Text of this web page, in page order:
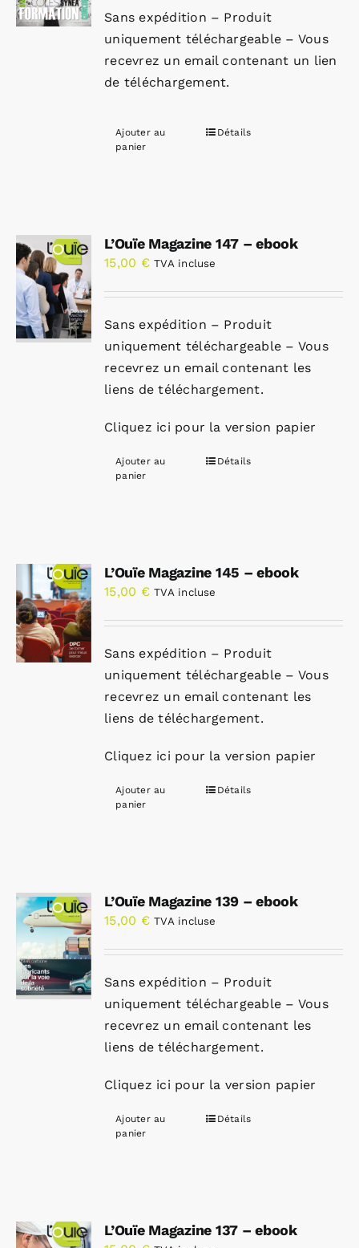
Sans expédition – Produit
uniquement téléchargeable – Vous
recevrez un email contenant un lien
de téléchargement.
Ajouter au
panier
Détails
L’Ouïe Magazine 147 – ebook
15,00 € TVA incluse
Sans expédition – Produit
uniquement téléchargeable – Vous
recevrez un email contenant les
liens de téléchargement.
Cliquez ici pour la version papier
Ajouter au
panier
Détails
L’Ouïe Magazine 145 – ebook
15,00 € TVA incluse
Sans expédition – Produit
uniquement téléchargeable – Vous
recevrez un email contenant les
liens de téléchargement.
Cliquez ici pour la version papier
Ajouter au
panier
Détails
L’Ouïe Magazine 139 – ebook
15,00 € TVA incluse
Sans expédition – Produit
uniquement téléchargeable – Vous
recevrez un email contenant les
liens de téléchargement.
Cliquez ici pour la version papier
Ajouter au
panier
Détails
L’Ouïe Magazine 137 – ebook